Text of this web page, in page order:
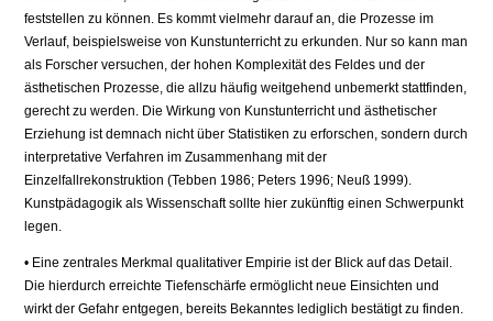
feststellen zu können. Es kommt vielmehr darauf an, die Prozesse im
Verlauf, beispielsweise von Kunstunterricht zu erkunden. Nur so kann man
als Forscher versuchen, der hohen Komplexität des Feldes und der
ästhetischen Prozesse, die allzu häufig weitgehend unbemerkt stattfinden,
gerecht zu werden. Die Wirkung von Kunstunterricht und ästhetischer
Erziehung ist demnach nicht über Statistiken zu erforschen, sondern durch
interpretative Verfahren im Zusammenhang mit der
Einzelfallrekonstruktion (Tebben 1986; Peters 1996; Neuß 1999).
Kunstpädagogik als Wissenschaft sollte hier zukünftig einen Schwerpunkt
legen.
• Eine zentrales Merkmal qualitativer Empirie ist der Blick auf das Detail.
Die hierdurch erreichte Tiefenschärfe ermöglicht neue Einsichten und
wirkt der Gefahr entgegen, bereits Bekanntes lediglich bestätigt zu finden.